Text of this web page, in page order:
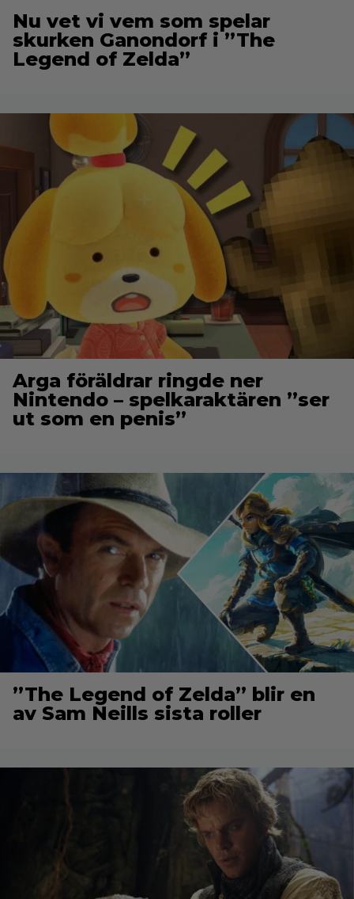
Nu vet vi vem som spelar
skurken Ganondorf i ”The
Legend of Zelda”
Arga föräldrar ringde ner
Nintendo – spelkaraktären ”ser
ut som en penis”
”The Legend of Zelda” blir en
av Sam Neills sista roller